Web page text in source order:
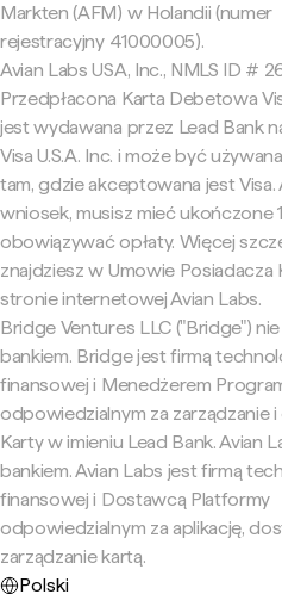
Markten (AFM) w Holandii (numer
rejestracyjny 41000005).
Avian Labs USA, Inc., NMLS ID #
Przedpłacona Karta Debetowa
jest wydawana przez Lead Bank
Visa U.S.A. Inc. i może być
tam, gdzie akceptowana jest Visa.
wniosek, musisz mieć ukończone
obowiązywać opłaty. Więcej
znajdziesz w Umowie Posiadacza
stronie internetowej Avian Labs.
Bridge Ventures LLC ("Bridge")
bankiem. Bridge jest firmą
finansowej i Menedżerem
odpowiedzialnym za zarządzanie i
Karty w imieniu Lead Bank. Avian
bankiem. Avian Labs jest firmą
finansowej i Dostawcą Platformy
odpowiedzialnym za aplikację,
zarządzanie kartą.
Polski